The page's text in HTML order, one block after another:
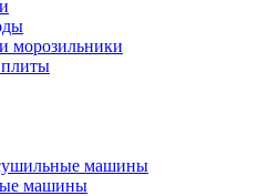
морозильники
плиты
машины
машины